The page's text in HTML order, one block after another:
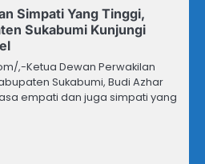
Simpati Yang Tinggi,
Sukabumi Kunjungi
,-Ketua Dewan Perwakilan
Sukabumi, Budi Azhar
empati dan juga simpati yang